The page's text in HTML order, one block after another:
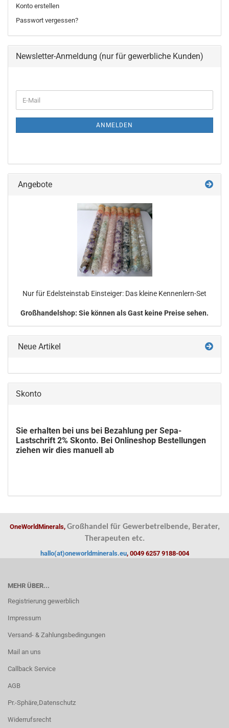
Konto erstellen
Passwort vergessen?
Newsletter-Anmeldung (nur für gewerbliche Kunden)
ZUR
E-
Mail
ANMELDEN
Angebote
Nur für Edel­stein­stab Ein­stei­ger: Das klei­ne Kennenlern-​Set
Großhandelshop: Sie können als Gast keine Preise sehen.
Neue Artikel
Skonto
Sie erhalten bei uns bei Bezahlung per Sepa-
Lastschrift 2% Skonto. Bei Onlineshop Bestellungen
ziehen wir dies manuell ab
OneWorldMinerals, Großhandel für Gewerbetreibende, Berater,
Therapeuten etc.
hallo(at)oneworldminerals.eu, 0049 6257 9188-004
MEHR ÜBER...
Registrierung gewerblich
Impressum
Versand- & Zahlungsbedingungen
Mail an uns
Callback Service
AGB
Pr.-Sphäre,Datenschutz
Widerrufsrecht